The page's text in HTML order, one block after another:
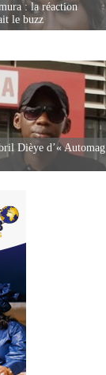
: la réaction
le buzz
Dièye d’« Automag